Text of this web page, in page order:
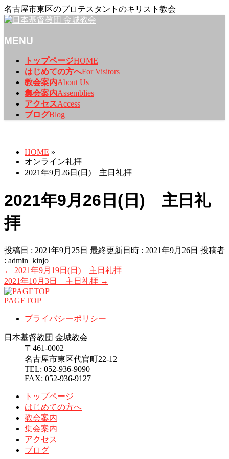
名古屋市東区のプロテスタントのキリスト教会
MENU
トップページHOME
はじめての方へFor Visitors
教会案内About Us
集会案内Assemblies
アクセスAccess
ブログBlog
HOME »
オンライン礼拝
2021年9月26日(日) 主日礼拝
2021年9月26日(日) 主日礼
拝
投稿日 : 2021年9月25日 最終更新日時 : 2021年9月26日 投稿者
: admin_kinjo
← 2021年9月19日(日) 主日礼拝
2021年10月3日 主日礼拝 →
PAGETOP
プライバシーポリシー
日本基督教団 金城教会
〒461-0002
名古屋市東区代官町22-12
TEL: 052-936-9090
FAX: 052-936-9127
トップページ
はじめての方へ
教会案内
集会案内
アクセス
ブログ